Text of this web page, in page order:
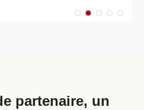
partenaire, un